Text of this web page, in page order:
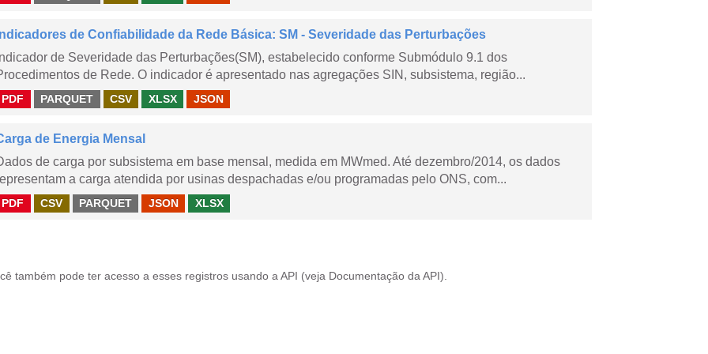
de Confiabilidade da Rede Básica: SM - Severidade das Perturbações
de Severidade das Perturbações(SM), estabelecido conforme Submódulo 9.1 dos
de Rede. O indicador é apresentado nas agregações SIN, subsistema, região...
PDF PARQUET CSV XLSX JSON
de Energia Mensal
de carga por subsistema em base mensal, medida em MWmed. Até dezembro/2014, os dados
a carga atendida por usinas despachadas e/ou programadas pelo ONS, com...
PDF CSV PARQUET JSON XLSX
também pode ter acesso a esses registros usando a API (veja Documentação da API ).